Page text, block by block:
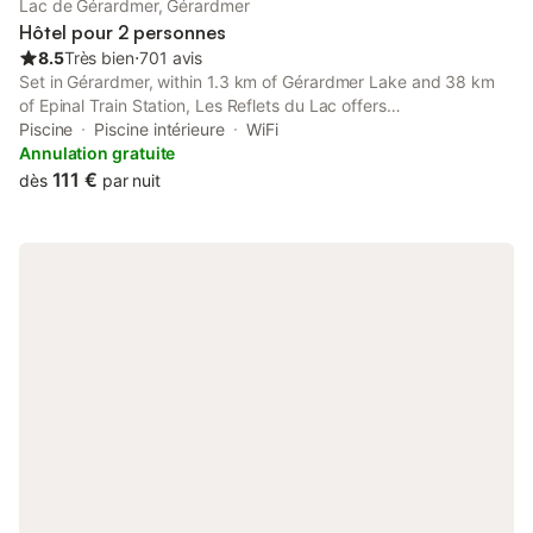
Lac de Gérardmer, Gérardmer
Hôtel pour 2 personnes
8.5Très bien⋅701 avis
Set in Gérardmer, within 1.3 km of Gérardmer Lake and 38 km
of Epinal Train Station, Les Reflets du Lac offers
accommodation with a terrace and free WiFi throughout the
property as well as free private parking for guests who drive.
Piscine Piscine intérieure
WiFi
Annulation gratuite
dès 111 € par nuit